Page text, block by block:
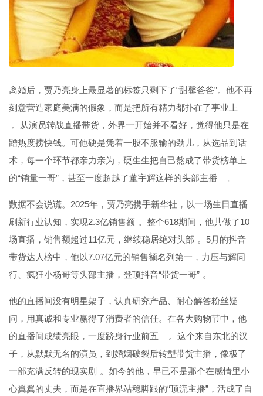
离婚后，贾乃亮身上最显著的标签只剩下了“甜馨爸爸”。他不再
刻意营造家庭美满的假象，而是把所有精力都扑在了事业上
。从演员转战直播带货，外界一开始并不看好，觉得他只是在
蹭热度捞快钱。可他硬是凭着一股不服输的劲儿，从选品到话
术，每一个环节都亲力亲为，硬生生把自己熬成了带货榜单上
的“销量一哥”，甚至一度超越了董宇辉这样的头部主播
。
数据不会说谎。2025年，贾乃亮携手新华社，以一场生日直播
刷新行业认知，实现2.3亿销售额 。整个618期间，他共做了10
场直播，销售额超过11亿元，继续稳居绝对头部 。5月的抖音
带货达人榜中，他以7.07亿元的销售额名列第一，力压与辉同
行、疯狂小杨哥等头部主播，登顶抖音“带货一哥” 。
他的直播间没有明星架子，认真研究产品、耐心解答粉丝疑
问，用真诚和专业赢得了消费者的信任。在各大购物节中，他
的直播间成绩亮眼，一度跻身行业前五
。这个来自东北的汉
子，从默默无名的演员，到婚姻破裂后转型带货主播，像极了
一部充满反转的现实剧 。如今的他，早已不是那个在感情里小
心翼翼的丈夫，而是在直播界站稳脚跟的“顶流主播”，活成了自